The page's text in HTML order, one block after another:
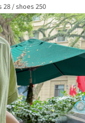
28 / shoes 250